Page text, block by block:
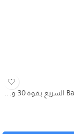
شاحن Baseus السريع بقوة 30 واط بتكنولوجيا GaN